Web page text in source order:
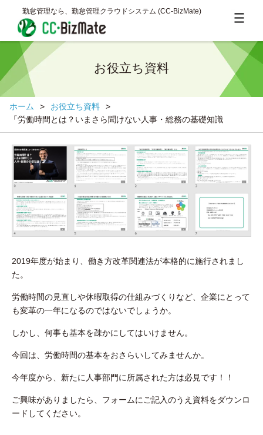
勤怠管理なら、勤怠管理クラウドシステム (CC‐BizMate)
お役立ち資料
ホーム > お役立ち資料
>
「労働時間とは？いまさら聞けない人事・総務の基礎知識
2019年度が始まり、働き方改革関連法が本格的に施行されまし
た。
労働時間の見直しや休暇取得の仕組みづくりなど、企業にとって
も変革の一年になるのではないでしょうか。
しかし、何事も基本を疎かにしてはいけません。
今回は、労働時間の基本をおさらいしてみませんか。
今年度から、新たに人事部門に所属された方は必見です！！
ご興味がありましたら、フォームにご記入のうえ資料をダウンロ
ードしてください。